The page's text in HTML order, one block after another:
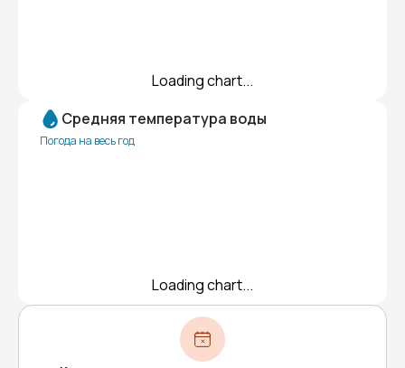
Loading chart...
Средняя температура воды
Погода на весь год
Loading chart...